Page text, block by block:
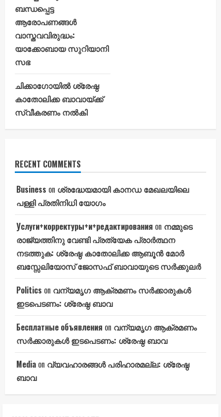
ബന്ധപ്പെട്ട
ആരോപണങ്ങൾ
വാസ്തവവിരുദ്ധം:
യാക്കോബായ സുറിയാനി
സഭ
ചിക്കാഗോയിൽ ശ്രേഷ്ഠ
കാതോലിക്ക ബാവായ്ക്ക്
സ്വീകരണം നൽകി
RECENT COMMENTS
Business on ശ്രദ്ധേയമായി കാനഡ മേഖലയിലെ
പള്ളി പ്രതിനിധി യോഗം
Услуги+корректуры+и+редактирования on നമ്മുടെ
രാജ്യത്തിനു വേണ്ടി പ്രത്യേക പ്രാർത്ഥന
നടത്തുക: ശ്രേഷ്ഠ കാതോലിക്ക ആബൂൻ മോർ
ബസ്സേലിയോസ് ജോസഫ് ബാവായുടെ സർക്കുലർ
Politics on വന്യമൃഗ ആക്രമണം സർക്കാരുകൾ
ഇടപെടണം: ശ്രേഷ്ഠ ബാവ
Бесплатные объявления on വന്യമൃഗ ആക്രമണം
സർക്കാരുകൾ ഇടപെടണം: ശ്രേഷ്ഠ ബാവ
Media on വ്യവഹാരങ്ങൾ പരിഹാരമല്ല: ശ്രേഷ്ഠ
ബാവ